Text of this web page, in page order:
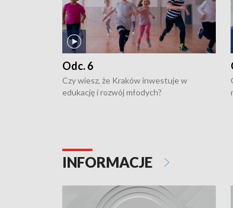
Odc. 6
Czy wiesz, że Kraków inwestuje w
edukację i rozwój młodych?
INFORMACJE